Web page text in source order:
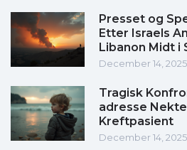
Presset og
Etter Israels
Libanon Midt i
December 14, 2025
Tragisk
adresse
Kreftpasient
December 14, 2025